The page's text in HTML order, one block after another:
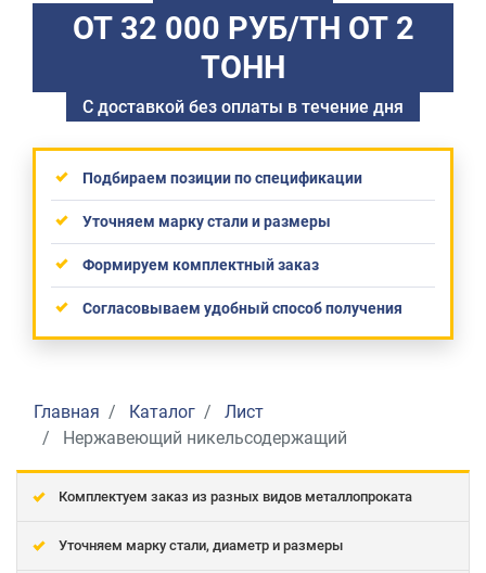
ОТ 32 000 РУБ/ТН ОТ 2
ТОНН
С доставкой без оплаты в течение дня
Подбираем позиции по спецификации
Уточняем марку стали и размеры
Формируем комплектный заказ
Согласовываем удобный способ получения
Главная Каталог
Лист
Нержавеющий никельсодержащий
Комплектуем заказ из разных видов металлопроката
Уточняем марку стали, диаметр и размеры